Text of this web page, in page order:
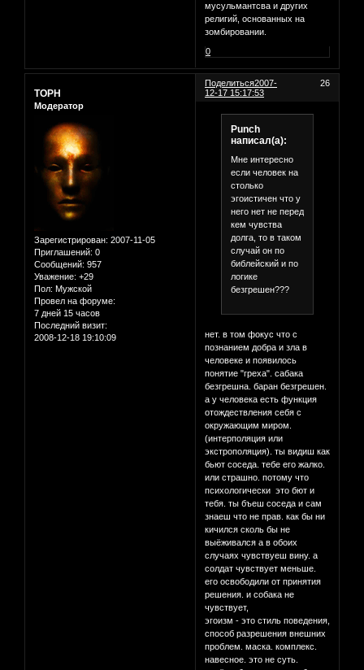
мусульмантсва и других
религий, основанных на
зомбировании.
0
Поделиться 26
2007-
12-17 15:17:53
ТОРН
Модератор
Зарегистрирован: 2007-11-05
Приглашений: 0
Сообщений: 957
Уважение: +29
Пол: Мужской
Провел на форуме:
7 дней 15 часов
Последний визит:
2008-12-18 19:10:09
Punch
написал(а):
Мне интересно
если человек на
столько
эгоистичен что у
него нет не перед
кем чувства
долга, то в таком
случай он по
библейский и по
логике
безгрешен???
нет. в том фокус что с
познанием добра и зла в
человеке и появилось
понятие "греха". сабака
безгрешна. баран безгрешен.
а у человека есть функция
отождествления себя с
окружающим миром.
(интерполяция или
экстрополяция). ты видиш как
бьют соседа. тебе его жалко.
или страшно. потому что
психологически это бют и
тебя. ты бъеш соседа и сам
знаеш что не прав. как бы ни
кичился сколь бы не
выёживался а в обоих
случаях чувствуеш вину. а
солдат чувствует меньше.
его освободили от принятия
решения. и собака не
чувствует,
эгоизм - это стиль поведения,
способ разрешения внешних
проблем. маска. комплекс.
навесное. это не суть.